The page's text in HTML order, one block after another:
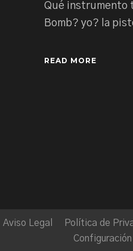
Qué instrumento
Bomb? yo? la
READ MORE
Aviso Legal Política de